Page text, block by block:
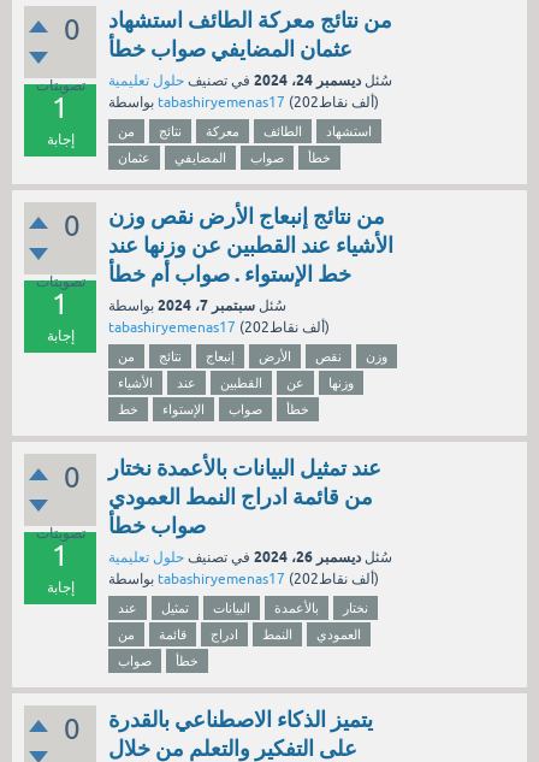
0
تصويتات
1
إجابة
من نتائج معركة الطائف استشهاد
عثمان المضايفي صواب خطأ
سُئل ديسمبر 24، 2024 في تصنيف حلول تعليمية
tabashiryemenas17 ( 202ألفنقاط)
من نتائج معركة الطائف
استشهاد
عثمان
المضايفي صواب خطأ
0
تصويتات
1
إجابة
من نتائج إنبعاج الأرض نقص وزن
الأشياء عند القطبين عن وزنها عند
خط الإستواء . صواب أم خطأ
سُئل سبتمبر 7، 2024
بواسطة
tabashiryemenas17 ( 202ألفنقاط)
من نتائج إنبعاج الأرض نقص
وزن
الأشياء
عند القطبين عن
وزنها
خط
الإستواء صواب خطأ
0
تصويتات
1
إجابة
عند تمثيل البيانات بالأعمدة نختار
من قائمة ادراج النمط العمودي
صواب خطأ
سُئل ديسمبر 26، 2024 في تصنيف حلول تعليمية
tabashiryemenas17 ( 202ألفنقاط)
عند تمثيل البيانات بالأعمدة
نختار
من
قائمة ادراج النمط
العمودي
صواب
خطأ
0
يتميز الذكاء الاصطناعي بالقدرة
على التفكير والتعلم من خلال